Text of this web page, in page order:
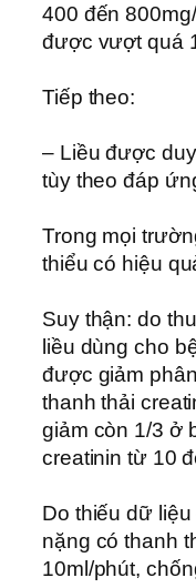
400 đến
được vượt quá
Tiếp theo:
– Liều được
tùy theo đáp
Trong mọi
thiểu có hiệu
Suy thận: do
liều dùng cho
được giảm
thanh thải
giảm còn 1/3 ở
creatinin từ 10
Do thiếu dữ
nặng có thanh
10ml/phút,